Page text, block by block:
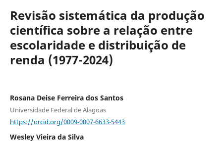
Revisão sistemática da produção
científica sobre a relação entre
escolaridade e distribuição de
renda (1977-2024)
Rosana Deise Ferreira dos Santos
Universidade Federal de Alagoas
https://orcid.org/0009-0007-6633-5443
Wesley Vieira da Silva